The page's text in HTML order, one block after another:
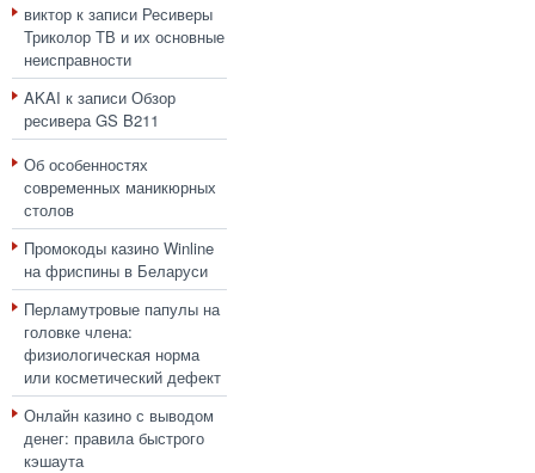
виктор к записи Ресиверы
Триколор ТВ и их основные
неисправности
AKAI к записи Обзор
ресивера GS B211
Об особенностях
современных маникюрных
столов
Промокоды казино Winline
на фриспины в Беларуси
Перламутровые папулы на
головке члена:
физиологическая норма
или косметический дефект
Онлайн казино с выводом
денег: правила быстрого
кэшаута